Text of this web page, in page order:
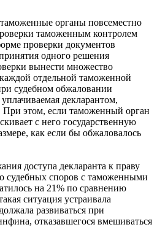
органы повсеместно
таможенным контролем
проверки документов
одного решения
вынести множество
отдельной таможенной
судебном обжаловании
декларантом,
При этом, если таможенный орган
с него государственную
как если бы обжаловалось
доступа декларанта к праву
судебных споров с таможенными
на 21% по сравнению
ситуация устраивала
развиваться при
отказавшегося вмешиваться